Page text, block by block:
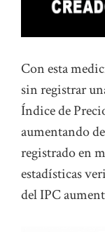
Con esta
sin registrar
Índice de
aumentando
registrado en
estadísticas
del IPC